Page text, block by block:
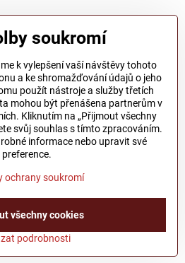
soukromí
k vylepšení vaší návštěvy tohoto
a ke shromažďování údajů o jeho
použít nástroje a služby třetích
mohou být přenášena partnerům v
Kliknutím na „Přijmout všechny
svůj souhlas s tímto zpracováním.
informace nebo upravit své
preference.
ochrany soukromí
podrobnosti
všechny cookies